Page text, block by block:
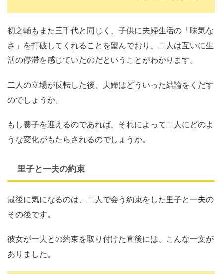
初之輔もまた三千代と同じく、子供に夫婦生活の「味気な
さ」を打破してくれることを望んでおり、二人は互いに生
活の停滞を感じていたのだということがわかります。
二人の立場が反転した後、夫婦はどういった結論をくだす
のでしょうか。
もし養子を迎えるのであれば、それによって二人にどのよ
うな変化がもたらされるのでしょうか。
里子と一夫の約束
最後に気になるのは、二人で会う約束をした里子と一夫の
その後です。
彼女が一夫との約束を取り付けた直後には、こんな一文が
ありました。